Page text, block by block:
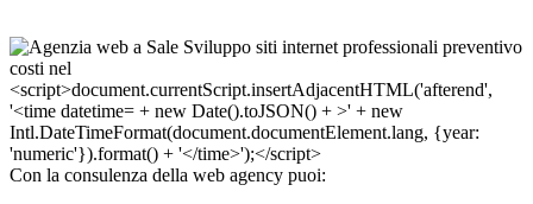
Con la consulenza della web agency puoi: